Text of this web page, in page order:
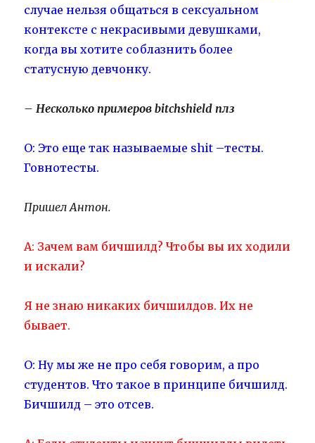
случае нельзя общаться в сексуальном
контексте с некрасивыми девушками,
когда вы хотите соблазнить более
статусную девчонку.
– Несколько примеров bitchshield плз
О: Это еще так называемые shit –тесты.
Говнотесты.
Пришел Антон.
А: Зачем вам бичшилд? Чтобы вы их ходили
и искали?
Я не знаю никаких бичшилдов. Их не
бывает.
О: Ну мы же не про себя говорим, а про
студентов. Что такое в принципе бичшилд.
Бичшилд – это отсев.